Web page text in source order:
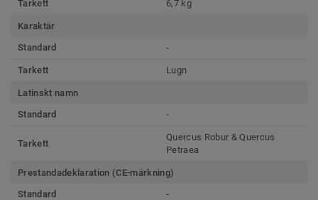
Tarkett 6,7 kg
Karaktär
Standard
-
Tarkett Lugn
Latinskt namn
Standard
-
Tarkett
Quercus Robur & Quercus
Petraea
Prestandadeklaration (CE-märkning)
Standard
-